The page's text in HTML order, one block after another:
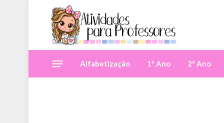
Alfabetização 1º Ano 2º Ano